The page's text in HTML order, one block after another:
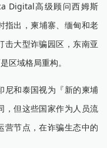
Digital高级顾问西姆斯
指出，柬埔寨、缅甸和老
击大型诈骗园区，东南亚
区域格局重构。
和泰国视为『新的柬埔
，但这些国家作为人员流
营节点，在诈骗生态中的